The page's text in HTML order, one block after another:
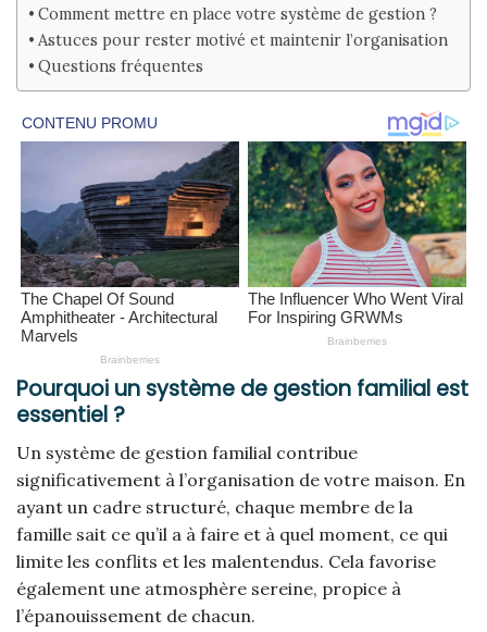
Comment mettre en place votre système de gestion ?
Astuces pour rester motivé et maintenir l’organisation
Questions fréquentes
Pourquoi un système de gestion familial est
essentiel ?
Un système de gestion familial contribue
significativement à l’organisation de votre maison. En
ayant un cadre structuré, chaque membre de la
famille sait ce qu’il a à faire et à quel moment, ce qui
limite les conflits et les malentendus. Cela favorise
également une atmosphère sereine, propice à
l’épanouissement de chacun.